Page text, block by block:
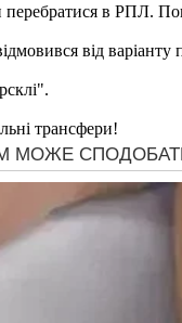
перебратися в РПЛ.
від
трансфери!